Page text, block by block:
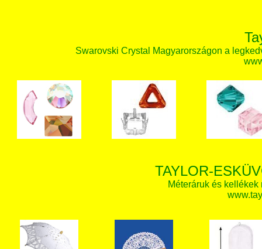
Swarovski Crystal Magyarországon a
TAYLOR-
Méteráruk és